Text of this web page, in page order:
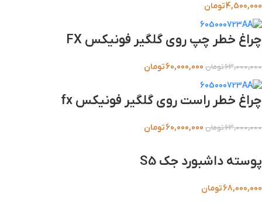
4,500,000تومان
چراغ خطر چپ روی گلگیر فونیکس FX
63,000,000تومان 60,000,000تومان
چراغ خطر راست روی گلگیر فونیکس fx
63,000,000تومان 60,000,000تومان
پوسته داشبورد جک S5
68,000,000تومان